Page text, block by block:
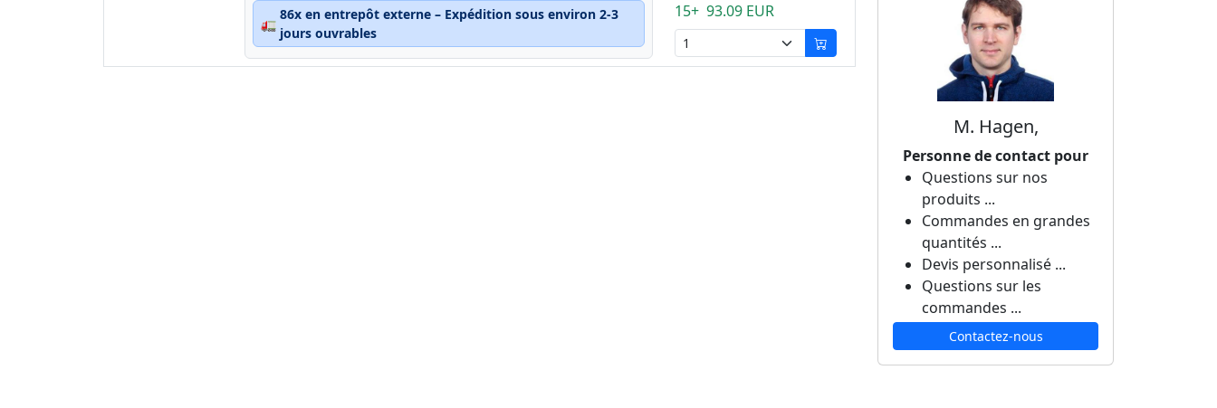
🚛
86x en entrepôt externe – Expédition sous environ 2-3
jours ouvrables
15+ 93.09 EUR
M. Hagen,
Personne de contact pour
Questions sur nos
produits ...
Commandes en grandes
quantités ...
Devis personnalisé ...
Questions sur les
commandes ...
Contactez-nous